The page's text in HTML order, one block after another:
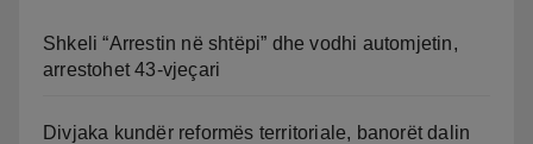
Shkeli “Arrestin në shtëpi” dhe vodhi automjetin,
arrestohet 43-vjeçari
Divjaka kundër reformës territoriale, banorët dalin